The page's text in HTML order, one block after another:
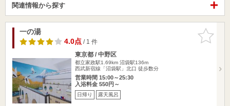
関連情報から探す
お気に入
りに追加
一の湯
4.0点/ 1 件
東京都 / 中野区
都立家政駅1.69km 沼袋駅136m
西武新宿線「沼袋駅」北口 徒歩数分
営業時間 15:00～25:30
入浴料金 550円～
日帰り 露天風呂